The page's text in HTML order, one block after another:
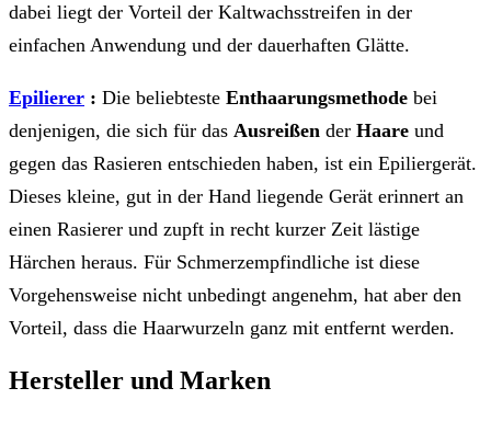
dabei liegt der Vorteil der Kaltwachsstreifen in der
einfachen Anwendung und der dauerhaften Glätte.
Epilierer : Die beliebteste Enthaarungsmethode bei
denjenigen, die sich für das Ausreißen der Haare und
gegen das Rasieren entschieden haben, ist ein Epiliergerät.
Dieses kleine, gut in der Hand liegende Gerät erinnert an
einen Rasierer und zupft in recht kurzer Zeit lästige
Härchen heraus. Für Schmerzempfindliche ist diese
Vorgehensweise nicht unbedingt angenehm, hat aber den
Vorteil, dass die Haarwurzeln ganz mit entfernt werden.
Hersteller und Marken